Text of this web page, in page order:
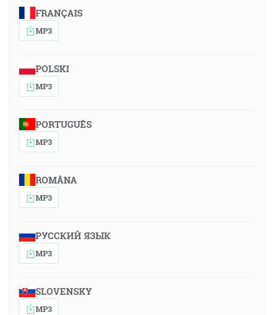
FRANÇAIS
MP3
POLSKI
MP3
PORTUGUÊS
MP3
ROMÂNA
MP3
РУССКИЙ ЯЗЫК
MP3
SLOVENSKY
MP3